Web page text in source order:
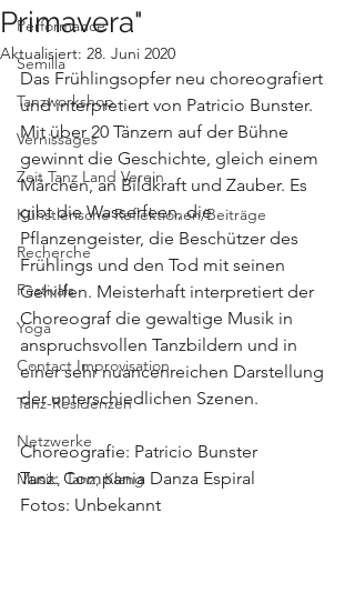
Performance
Semilla
Tanzworkshop
Vernissages
Zeit Tanz Land Verein
Künstlerische Reflektionen/Beiträge
Recherche
Festivals
Yoga
Contact Improvisation
Tanz-Residenzen
Netzwerke
Musik, Tanz, Klang
Primavera"
Aktualisiert: 28. Juni 2020
Das Frühlingsopfer neu choreografiert
und interpretiert von Patricio Bunster.
Mit über 20 Tänzern auf der Bühne
gewinnt die Geschichte, gleich einem
Märchen, an Bildkraft und Zauber. Es
gibt die Wasserfeen, die
Pflanzengeister, die Beschützer des
Frühlings und den Tod mit seinen
Gehilfen. Meisterhaft interpretiert der
Choreograf die gewaltige Musik in
anspruchsvollen Tanzbildern und in
einer sehr nuancenreichen Darstellung
der unterschiedlichen Szenen.
Choreografie: Patricio Bunster
Tanz: Compania Danza Espiral
Fotos: Unbekannt